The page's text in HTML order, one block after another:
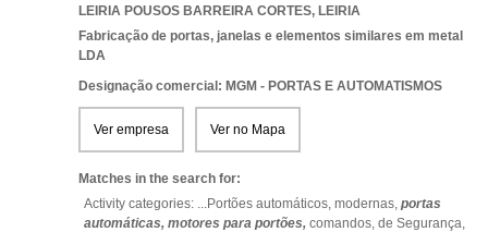
LEIRIA POUSOS BARREIRA CORTES, LEIRIA
Fabricação de portas, janelas e elementos similares em metal
LDA
Designação comercial: MGM - PORTAS E AUTOMATISMOS
Ver empresa Ver no Mapa
Matches in the search for:
Activity categories: ...Portões automáticos, modernas, portas
automáticas, motores para portões, comandos, de Segurança,